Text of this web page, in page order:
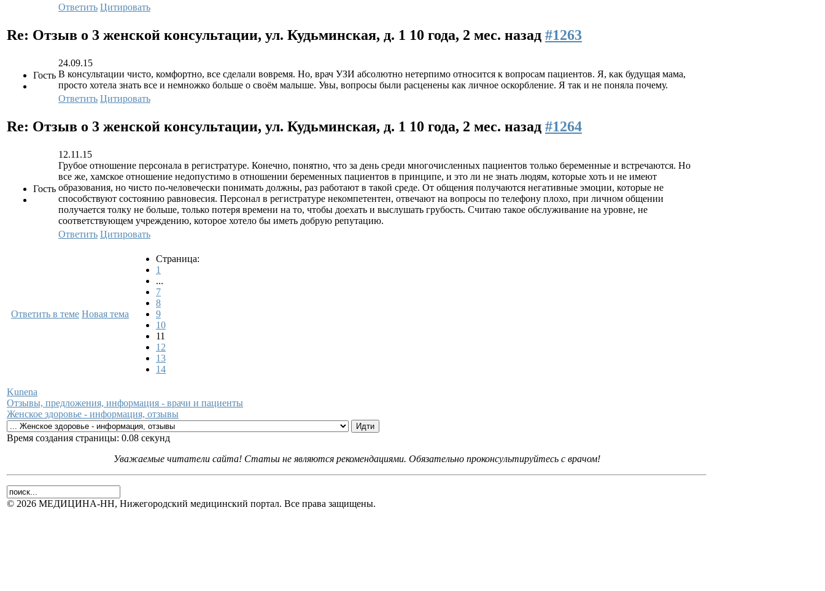
Ответить Цитировать
Re: Отзыв о 3 женской консультации, ул. Кудьминская, д. 1 10 года, 2 мес. назад #1263
Гость
24.09.15
В консультации чисто, комфортно, все сделали вовремя. Но, врач УЗИ абсолютно нетерпимо относится к вопросам пациентов. Я, как будущая мама,
просто хотела знать все и немножко больше о своём малыше. Увы, вопросы были расценены как личное оскорбление. Я так и не поняла почему.
Ответить Цитировать
Re: Отзыв о 3 женской консультации, ул. Кудьминская, д. 1 10 года, 2 мес. назад #1264
Гость
12.11.15
Грубое отношение персонала в регистратуре. Конечно, понятно, что за день среди многочисленных пациентов только беременные и встречаются. Но
все же, хамское отношение недопустимо в отношении беременных пациентов в принципе, и это ли не знать людям, которые хоть и не имеют
образования, но чисто по-человечески понимать должны, раз работают в такой среде. От общения получаются негативные эмоции, которые не
способствуют состоянию равновесия. Персонал в регистратуре некомпетентен, отвечают на вопросы по телефону плохо, при личном общении
получается толку не больше, только потеря времени на то, чтобы доехать и выслушать грубость. Считаю такое обслуживание на уровне, не
соответствующем учреждению, которое хотело бы иметь добрую репутацию.
Ответить Цитировать
Ответить в теме Новая тема
Страница:
1
...
7
8
9
10
11
12
13
14
Kunena
Отзывы, предложения, информация - врачи и пациенты
Женское здоровье - информация, отзывы
Время создания страницы: 0.08 секунд
Уважаемые читатели сайта! Статьи не являются рекомендациями. Обязательно проконсультируйтесь с врачом!
© 2026 МЕДИЦИНА-НН, Нижегородский медицинский портал. Все права защищены.